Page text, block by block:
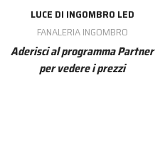
LUCE DI INGOMBRO LED
FANALERIA INGOMBRO
Aderisci al programma Partner
per vedere i prezzi